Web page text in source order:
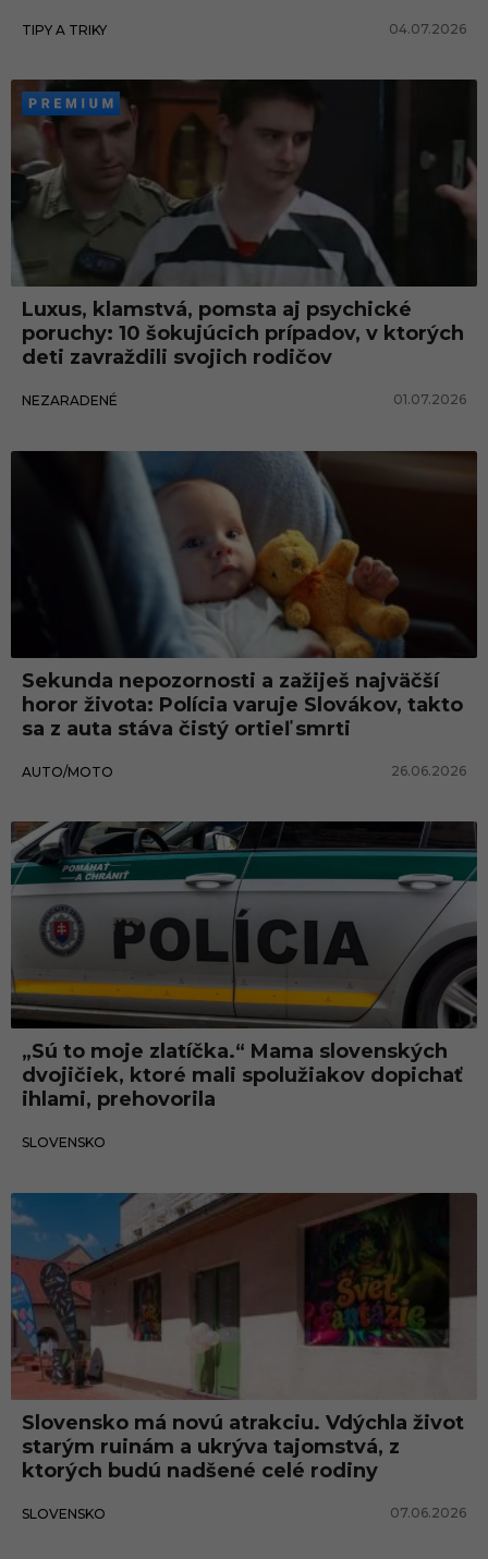
TIPY A TRIKY 04.07.2026
Luxus, klamstvá, pomsta aj psychické
poruchy: 10 šokujúcich prípadov, v ktorých
deti zavraždili svojich rodičov
NEZARADENÉ 01.07.2026
Sekunda nepozornosti a zažiješ najväčší
horor života: Polícia varuje Slovákov, takto
sa z auta stáva čistý ortieľ smrti
AUTO/MOTO 26.06.2026
„Sú to moje zlatíčka.“ Mama slovenských
dvojičiek, ktoré mali spolužiakov dopichať
ihlami, prehovorila
SLOVENSKO
Slovensko
Slovensko má novú atrakciu. Vdýchla život
starým ruinám a ukrýva tajomstvá, z
ktorých budú nadšené celé rodiny
SLOVENSKO 07.06.2026